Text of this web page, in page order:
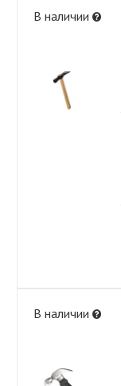
В наличии
В наличии